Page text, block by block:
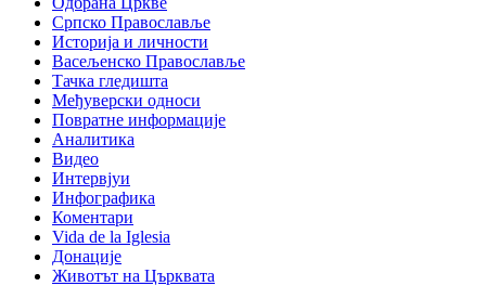
Српско Православље
Историја и личности
Васељенско Православље
Тачка гледишта
Међуверски односи
Повратне информације
Аналитика
Видео
Интервјуи
Инфографика
Коментари
Vida de la Iglesia
Донације
Животът на Църквата